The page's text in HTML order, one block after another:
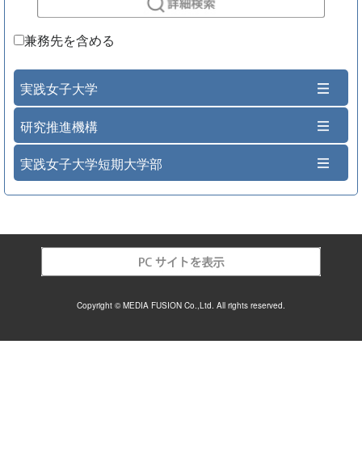
兼務先を含める
実践女子大学
研究推進機構
実践女子大学短期大学部
Copyright © MEDIA FUSION Co.,Ltd. All rights reserved.